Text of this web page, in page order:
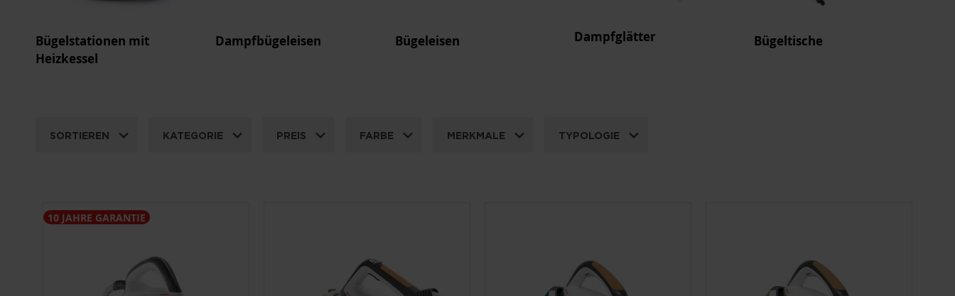
Bügelstationen mit
Heizkessel
Dampfbügeleisen Bügeleisen Dampfglätter Bügeltische
SORTIEREN KATEGORIE PREIS FARBE MERKMALE TYPOLOGIE
10 JAHRE GARANTIE